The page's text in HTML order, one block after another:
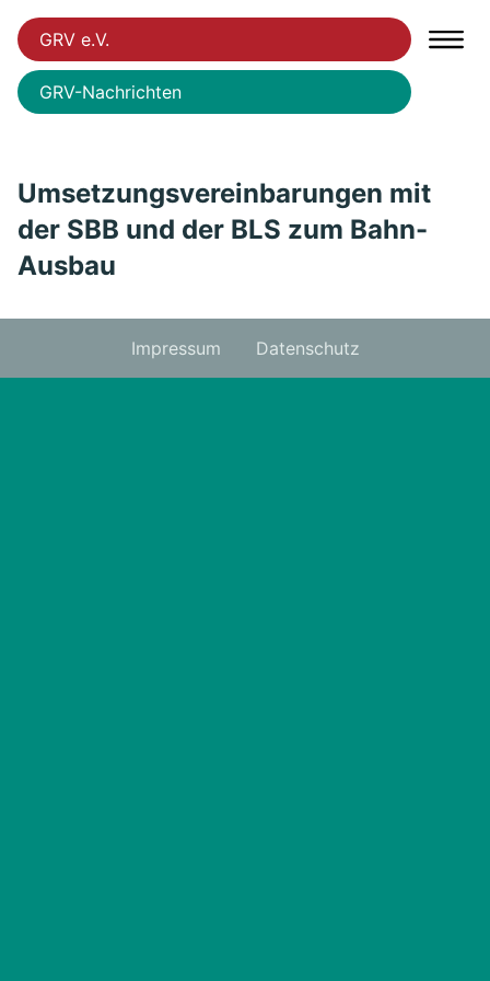
GRV e.V.
GRV-Nachrichten
Umsetzungsvereinbarungen mit
der SBB und der BLS zum Bahn-
Ausbau
Impressum Datenschutz